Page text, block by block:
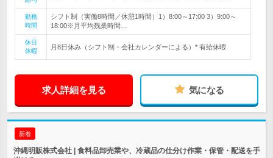
勤務
時間
シフト制（実働8時間／休憩1時間）1）8:00～17:00 3）9:00～
18:00※月平均残業時間…
休日
休暇
月8日休み（シフト制・会社カレンダーによる）* 有給休暇
求人詳細を見る 気になる
新着
沖縄明販株式会社 | 食料品卸売業や、冷蔵品の仕分け作業・保管・配送を手